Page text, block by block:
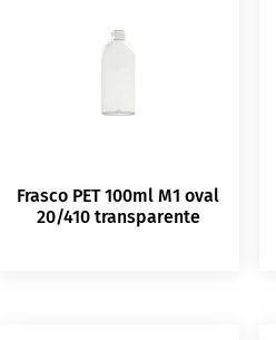
Frasco PET 100ml M1 oval
20/410 transparente